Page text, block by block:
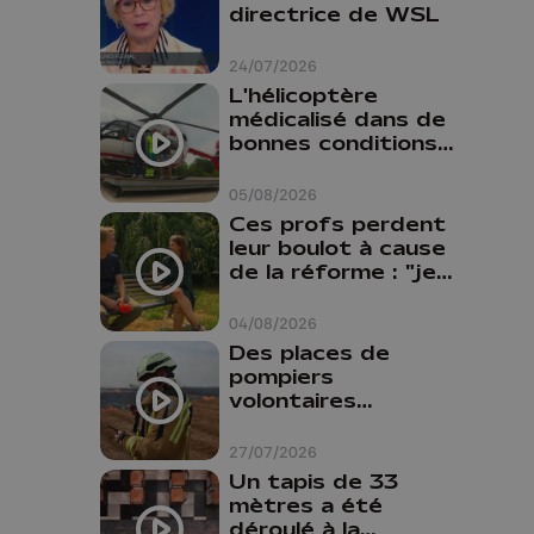
24/07/2026
directrice de WSL
05/08/2026
L'hélicoptère
médicalisé dans de
bonnes conditions à
04/08/2026
Ces profs perdent
leur boulot à cause
de la réforme : "je
comme prof que
comme
pharmacienne"
27/07/2026
Des places de
pompiers
volontaires
province de Liège :
"Un citoyen qui
n'est formé ne
peut pas nous
Un tapis de 33
mètres a été